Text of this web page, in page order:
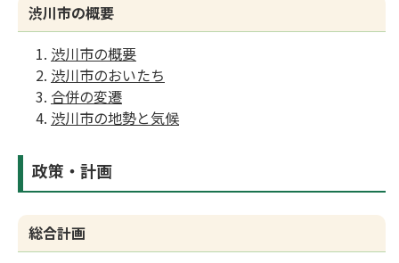
渋川市の概要
渋川市の概要
渋川市のおいたち
合併の変遷
渋川市の地勢と気候
政策・計画
総合計画